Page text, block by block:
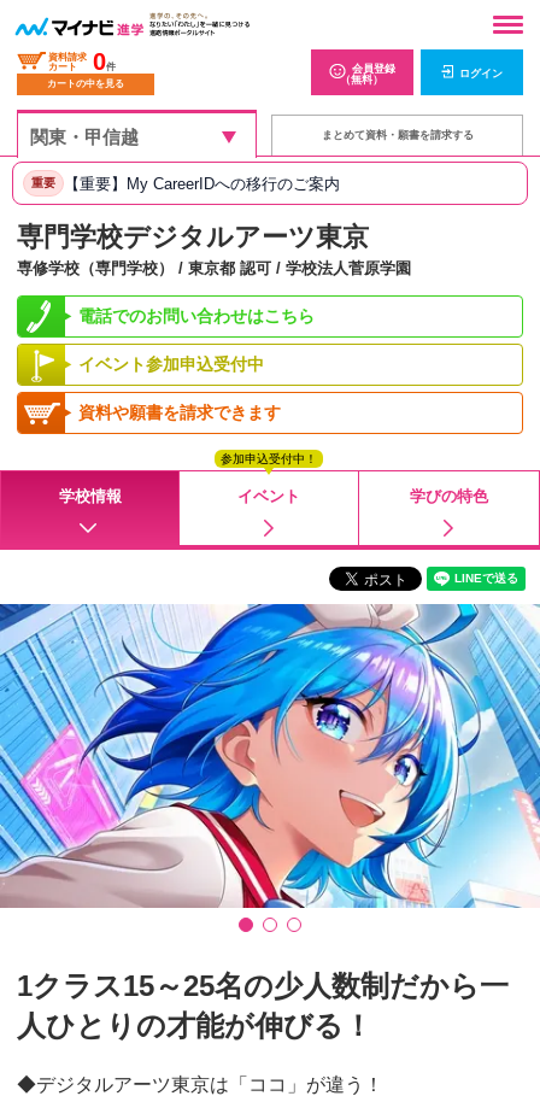
資料請求
カート
0件
カートの中を見る
会員登録
（無料）
ログイン
まとめて資料・願書を請求する
重要 【重要】My CareerIDへの移行のご案内
専門学校デジタルアーツ東京
専修学校（専門学校） / 東京都 認可 / 学校法人菅原学園
電話でのお問い合わせはこちら
イベント参加申込受付中
資料や願書を請求できます
学校情報 イベント
参加申込受付中！
学びの特色
1クラス15～25名の少人数制だから一
人ひとりの才能が伸びる！
◆デジタルアーツ東京は「ココ」が違う！